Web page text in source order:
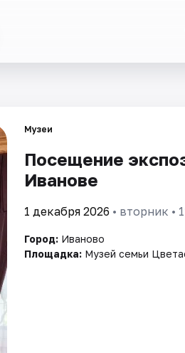
Музеи
Посещение
Иванове
1 декабря 2026 • вторник •
Город: Иваново
Площадка: Музей семьи